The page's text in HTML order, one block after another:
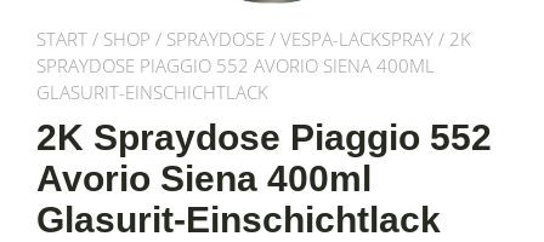
START / SHOP / SPRAYDOSE / VESPA-LACKSPRAY / 2K
SPRAYDOSE PIAGGIO 552 AVORIO SIENA 400ML
GLASURIT-EINSCHICHTLACK
2K Spraydose Piaggio 552
Avorio Siena 400ml
Glasurit-Einschichtlack